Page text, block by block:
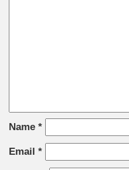
Name *
Email *